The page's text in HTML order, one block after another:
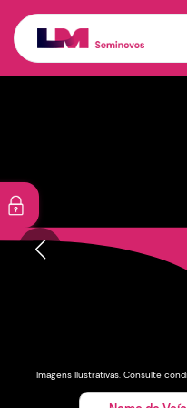
Carros
Imagens Ilustrativas. Consulte